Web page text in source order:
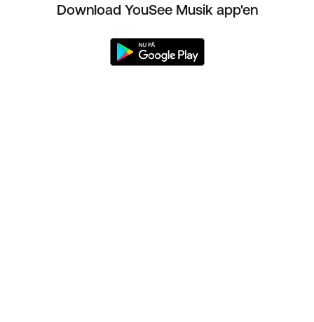
Download YouSee Musik app'en